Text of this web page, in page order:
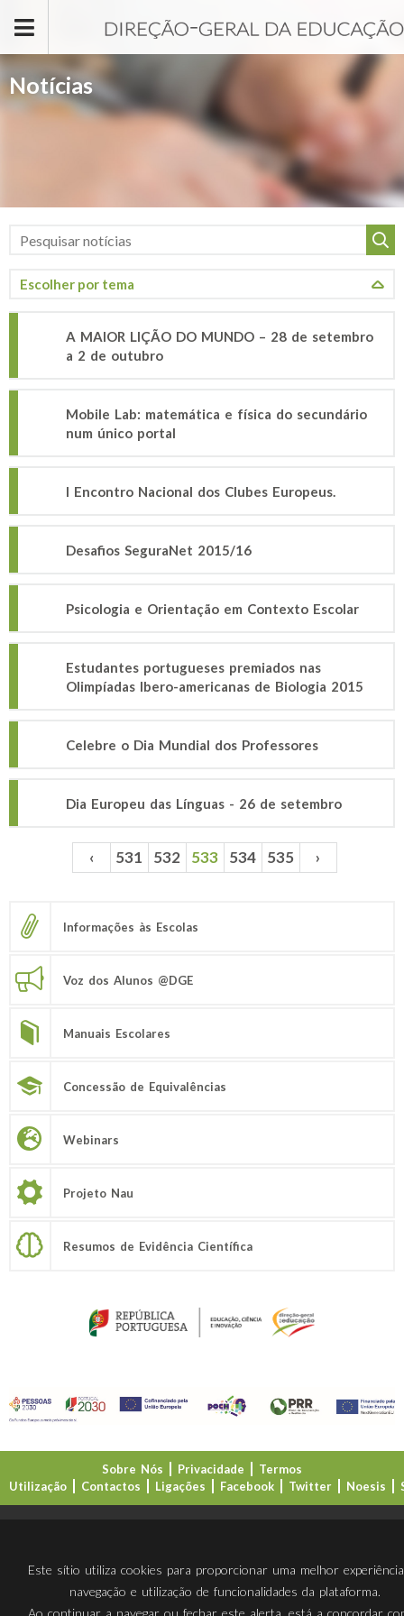
Notícias
A MAIOR LIÇÃO DO MUNDO – 28 de setembro
a 2 de outubro
Mobile Lab: matemática e física do secundário
num único portal
I Encontro Nacional dos Clubes Europeus.
Desafios SeguraNet 2015/16
Psicologia e Orientação em Contexto Escolar
Estudantes portugueses premiados nas
Olimpíadas Ibero-americanas de Biologia 2015
Celebre o Dia Mundial dos Professores
Dia Europeu das Línguas - 26 de setembro
Páginas ‹ 531 532 533 534 535 ›
Informações às Escolas
Voz dos Alunos @DGE
Manuais Escolares
Concessão de Equivalências
Webinars
Projeto Nau
Resumos de Evidência Científica
Sobre Nós Privacidade
Termos
Utilização
Contactos Ligações Facebook Twitter Noesis
Este sítio utiliza cookies para proporcionar uma melhor
navegação e utilização de funcionalidades da plataforma.
Ao continuar a navegar ou fechar este alerta, está a concordar